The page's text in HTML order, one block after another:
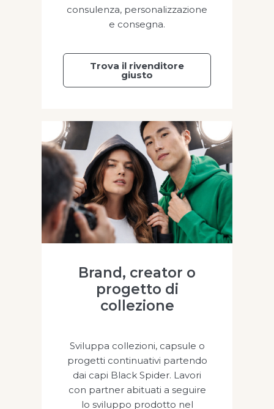
consulenza, personalizzazione
e consegna.
Trova il rivenditore
giusto
Brand, creator o
progetto di
collezione
Sviluppa collezioni, capsule o
progetti continuativi partendo
dai capi Black Spider. Lavori
con partner abituati a seguire
lo sviluppo prodotto nel